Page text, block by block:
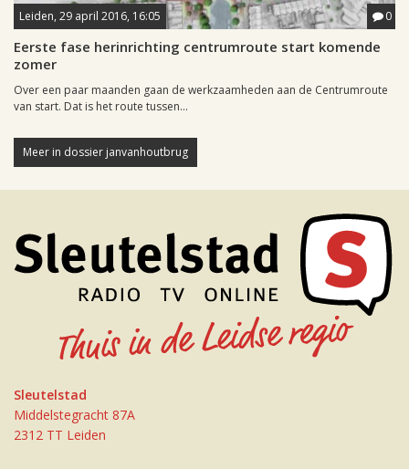
Leiden, 29 april 2016, 16:05 0
Eerste fase herinrichting centrumroute start komende
zomer
Over een paar maanden gaan de werkzaamheden aan de Centrumroute
van start. Dat is het route tussen...
Meer in dossier janvanhoutbrug
Sleutelstad
Middelstegracht 87A
2312 TT Leiden